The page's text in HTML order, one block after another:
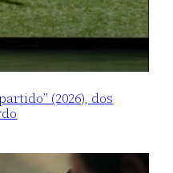
(2026), dos